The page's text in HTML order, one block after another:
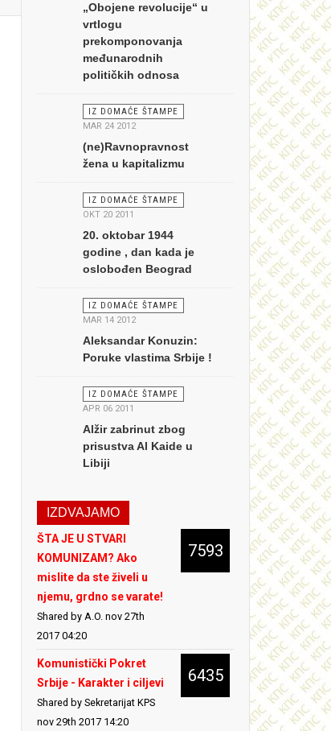
„Obojene revolucije“ u
vrtlogu
prekomponovanja
međunarodnih
političkih odnosa
IZ DOMAĆE ŠTAMPE
MAR 24 2012
(ne)Ravnopravnost
žena u kapitalizmu
IZ DOMAĆE ŠTAMPE
OKT 20 2011
20. oktobar 1944
godine , dan kada je
oslobođen Beograd
IZ DOMAĆE ŠTAMPE
MAR 14 2012
Aleksandar Konuzin:
Poruke vlastima Srbije !
IZ DOMAĆE ŠTAMPE
APR 06 2011
Alžir zabrinut zbog
prisustva Al Kaide u
Libiji
IZDVAJAMO
7593
ŠTA JE U STVARI
KOMUNIZAM? Ako
mislite da ste živeli u
njemu, grdno se varate!
Shared by A.O. nov 27th
2017 04:20
6435
Komunistički Pokret
Srbije - Karakter i ciljevi
Shared by Sekretarijat KPS
nov 29th 2017 14:20